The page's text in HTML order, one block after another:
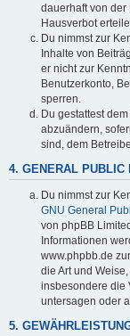
dauerhaft von
Hausverbot
Du nimmst zur
Inhalte von
er nicht zur
Benutzerkonto,
sperren.
Du gestattest
abzuändern,
sind, dem
4. GENERAL PUBLIC
Du nimmst zur
GNU General
von phpBB
Informationen
www.phpbb.de
die Art und
insbesondere die
untersagen oder
5.